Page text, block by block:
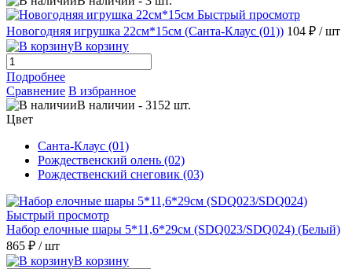
Быстрый просмотр
Новогодняя игрушка 22см*15см (Санта-Клаус (01)) 104 ₽ / шт
В корзину
Подробнее
Сравнение В избранное
В наличии - 3152 шт.
Цвет
Санта-Клаус (01)
Рождественский олень (02)
Рождественский снеговик (03)
Быстрый просмотр
Набор елочные шары 5*11,6*29см (SDQ023/SDQ024) (Белый)
865 ₽ / шт
В корзину